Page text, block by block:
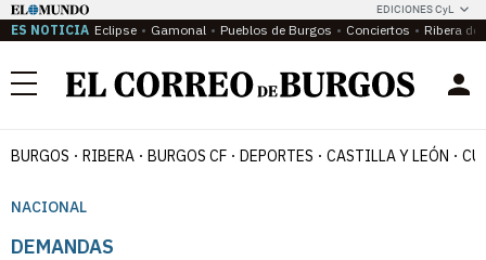
EDICIONES CyL
ES NOTICIA Eclipse Gamonal Pueblos de Burgos Conciertos Ribera del
Menú
BURGOS RIBERA BURGOS CF DEPORTES CASTILLA Y LEÓN
NACIONAL
DEMANDAS